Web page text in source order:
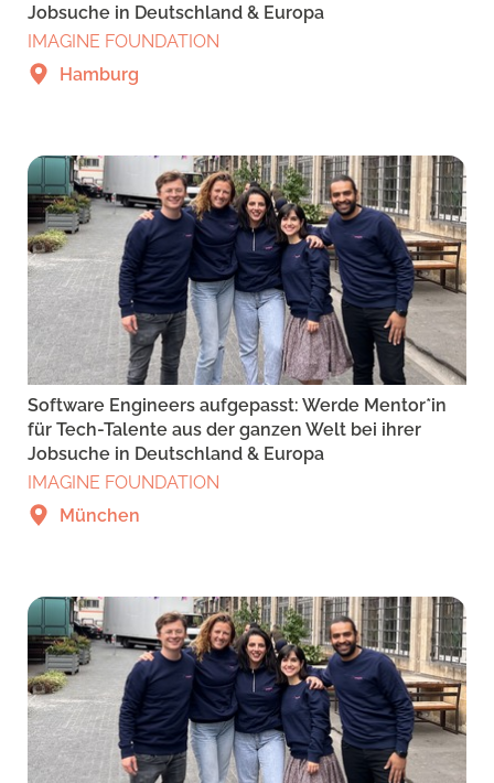
Jobsuche in Deutschland & Europa
IMAGINE FOUNDATION
Hamburg
Software Engineers aufgepasst: Werde Mentor*in
für Tech-Talente aus der ganzen Welt bei ihrer
Jobsuche in Deutschland & Europa
IMAGINE FOUNDATION
München